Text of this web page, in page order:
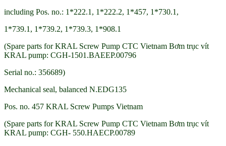
including Pos. no.: 1*222.1, 1*222.2, 1*457, 1*730.1,
1*739.1, 1*739.2, 1*739.3, 1*908.1
(Spare parts for KRAL Screw Pump CTC Vietnam Bơm trục vít
KRAL pump: CGH-1501.BAEEP.00796
Serial no.: 356689)
Mechanical seal, balanced N.EDG135
Pos. no. 457 KRAL Screw Pumps Vietnam
(Spare parts for KRAL Screw Pump CTC Vietnam Bơm trục vít
KRAL pump: CGH- 550.HAECP.00789